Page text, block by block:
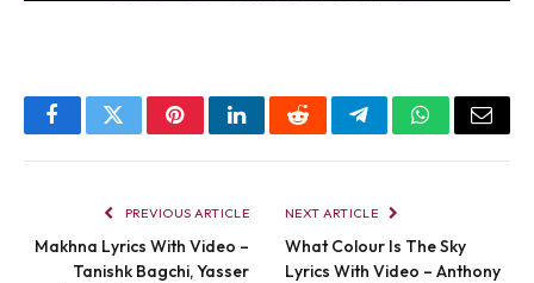
FacebookTwitterPinterestLinkedInRedditTelegramWhatsApp
Email
PREVIOUS ARTICLE
Makhna Lyrics With Video –
Tanishk Bagchi, Yasser
NEXT ARTICLE
What Colour Is The Sky
Lyrics With Video – Anthony